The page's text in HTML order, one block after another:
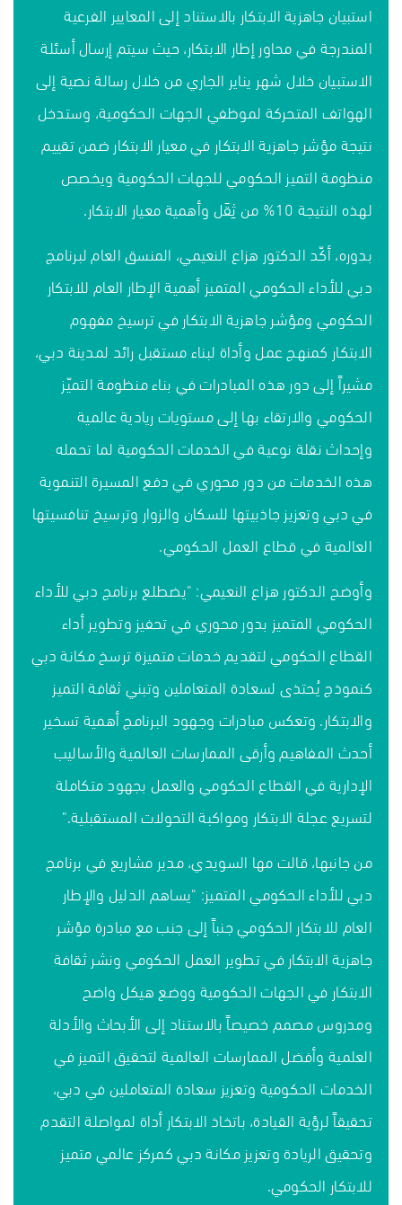
استبيان جاهزية الابتكار بالاستناد إلى المعايير الفرعية
المندرجة في محاور إطار الابتكار، حيث سيتم إرسال أسئلة
الاستبيان خلال شهر يناير الجاري من خلال رسالة نصية إلى
الهواتف المتحركة لموظفي الجهات الحكومية، وستدخل
نتيجة مؤشر جاهزية الابتكار في معيار الابتكار ضمن تقييم
منظومة التميز الحكومي للجهات الحكومية ويخصص
لهذه النتيجة 10% من ثِقَل وأهمية معيار الابتكار.
بدوره، أكّد الدكتور هزاع النعيمي، المنسق العام لبرنامج
دبي للأداء الحكومي المتميز أهمية الإطار العام للابتكار
الحكومي ومؤشر جاهزية الابتكار في ترسيخ مفهوم
الابتكار كمنهج عمل وأداة لبناء مستقبل رائد لمدينة دبي،
مشيراً إلى دور هذه المبادرات في بناء منظومة التميّز
الحكومي والارتقاء بها إلى مستويات ريادية عالمية
وإحداث نقلة نوعية في الخدمات الحكومية لما تحمله
هذه الخدمات من دور محوري في دفع المسيرة التنموية
في دبي وتعزيز جاذبيتها للسكان والزوار وترسيخ تنافسيتها
العالمية في قطاع العمل الحكومي.
وأوضح الدكتور هزاع النعيمي: "يضطلع برنامج دبي للأداء
الحكومي المتميز بدور محوري في تحفيز وتطوير أداء
القطاع الحكومي لتقديم خدمات متميزة ترسخ مكانة دبي
كنموذج يُحتذى لسعادة المتعاملين وتبني ثقافة التميز
والابتكار. وتعكس مبادرات وجهود البرنامج أهمية تسخير
أحدث المفاهيم وأرقى الممارسات العالمية والأساليب
الإدارية في القطاع الحكومي والعمل بجهود متكاملة
لتسريع عجلة الابتكار ومواكبة التحولات المستقبلية."
من جانبها، قالت مها السويدي، مدير مشاريع في برنامج
دبي للأداء الحكومي المتميز: "يساهم الدليل والإطار
العام للابتكار الحكومي جنباً إلى جنب مع مبادرة مؤشر
جاهزية الابتكار في تطوير العمل الحكومي ونشر ثقافة
الابتكار في الجهات الحكومية ووضع هيكل واضح
ومدروس مصمم خصيصاً بالاستناد إلى الأبحاث والأدلة
العلمية وأفضل الممارسات العالمية لتحقيق التميز في
الخدمات الحكومية وتعزيز سعادة المتعاملين في دبي،
تحقيقاً لرؤية القيادة، باتخاذ الابتكار أداة لمواصلة التقدم
وتحقيق الريادة وتعزيز مكانة دبي كمركز عالمي متميز
للابتكار الحكومي.